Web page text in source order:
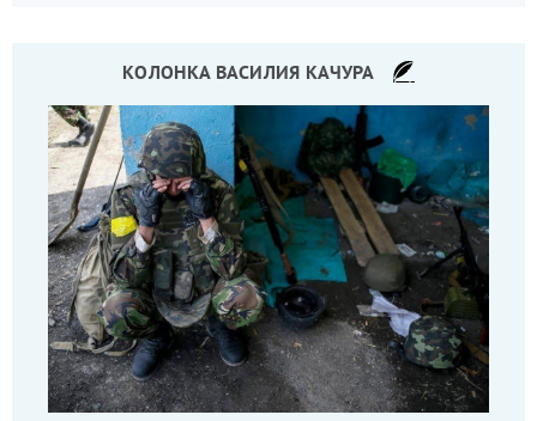
КОЛОНКА ВАСИЛИЯ КАЧУРА